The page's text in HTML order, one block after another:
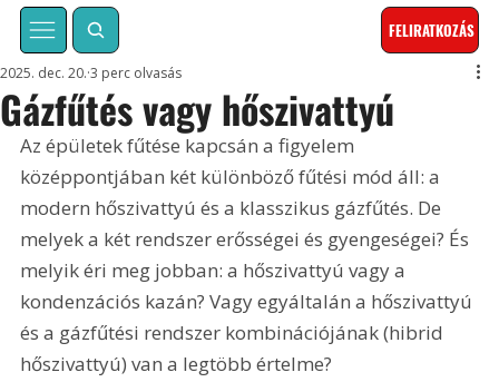
FELIRATKOZÁS
Gázfűtés vagy hőszivattyú
2025. dec. 20. 3 perc olvasás
Az épületek fűtése kapcsán a figyelem
középpontjában két különböző fűtési mód áll: a
modern hőszivattyú és a klasszikus gázfűtés. De
melyek a két rendszer erősségei és gyengeségei? És
melyik éri meg jobban: a hőszivattyú vagy a
kondenzációs kazán? Vagy egyáltalán a hőszivattyú
és a gázfűtési rendszer kombinációjának (hibrid
hőszivattyú) van a legtöbb értelme?